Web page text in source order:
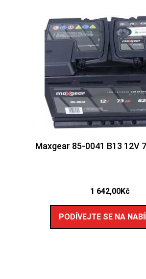
Maxgear 85-0041 B13 12V
1 642,00Kč
PODÍVEJTE SE NA